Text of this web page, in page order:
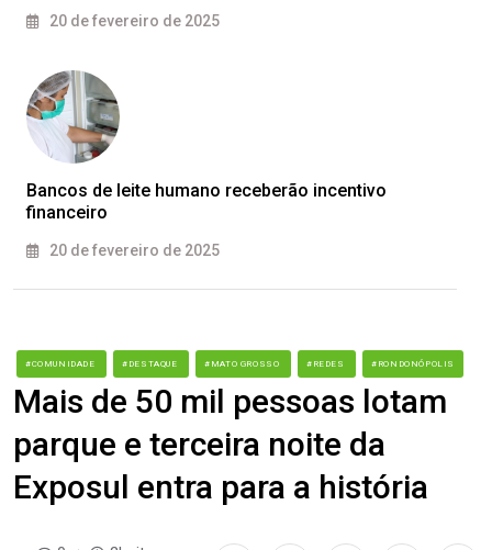
20 de fevereiro de 2025
Bancos de leite humano receberão incentivo
financeiro
20 de fevereiro de 2025
#COMUNIDADE #DESTAQUE #MATO GROSSO #REDES #RONDONÓPOLIS
Mais de 50 mil pessoas lotam
parque e terceira noite da
Exposul entra para a história